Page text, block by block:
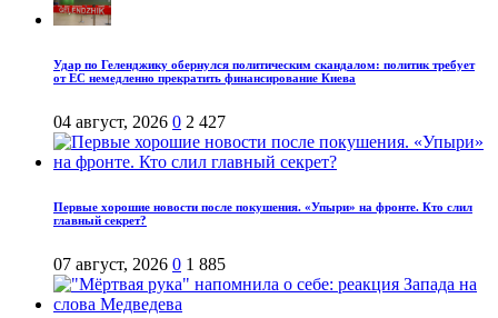
Удар по Геленджику обернулся политическим скандалом: политик требует
от ЕС немедленно прекратить финансирование Киева
04 август, 2026 0 2 427
Первые хорошие новости после покушения. «Упыри» на фронте. Кто слил
главный секрет?
07 август, 2026 0 1 885